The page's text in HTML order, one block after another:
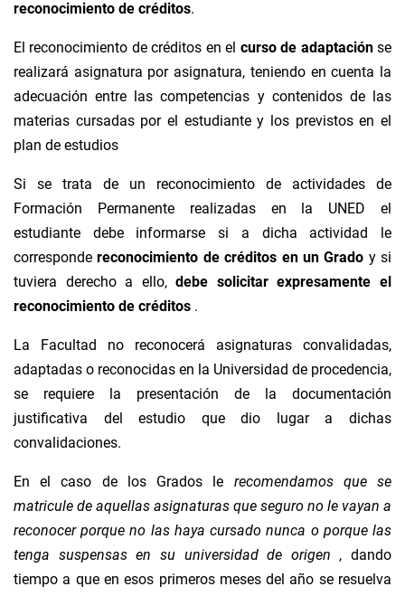
reconocimiento de créditos.
El reconocimiento de créditos en el curso de adaptaciónse
realizará asignatura por asignatura, teniendo en cuenta la
adecuación entre las competencias y contenidos de las
materias cursadas por el estudiante y los previstos en el
plan de estudios
Si se trata de un reconocimiento de actividades de
Formación Permanente realizadas en la UNED el
estudiante debe informarse si a dicha actividad le
correspondereconocimiento de créditos en un Grado y si
tuviera derecho a ello,debe solicitar expresamente el
reconocimiento de créditos .
La Facultad no reconocerá asignaturas convalidadas,
adaptadas o reconocidas en la Universidad de procedencia,
se requiere la presentación de la documentación
justificativa del estudio que dio lugar a dichas
convalidaciones.
En el caso de los Grados le recomendamos que se
matricule de aquellas asignaturas que seguro no le vayan a
reconocer porque no las haya cursado nunca o porque las
tenga suspensas en su universidad de origen , dando
tiempo a que en esos primeros meses del año se resuelva